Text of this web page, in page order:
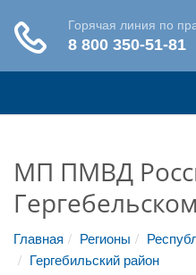
МП ПМВД
Главная Регионы
Гергебильский район